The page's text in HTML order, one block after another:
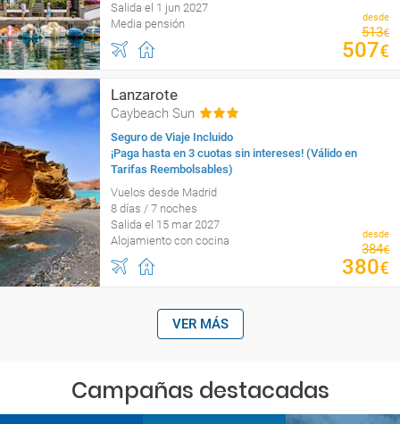
Salida el 1 jun 2027
Media pensión
desde
513€
507€
Lanzarote
Caybeach Sun
Seguro de Viaje Incluido
¡Paga hasta en 3 cuotas sin intereses! (Válido en
Tarifas Reembolsables)
Vuelos desde Madrid
8 días / 7 noches
Salida el 15 mar 2027
Alojamiento con cocina
desde
384€
380€
VER MÁS
Campañas destacadas